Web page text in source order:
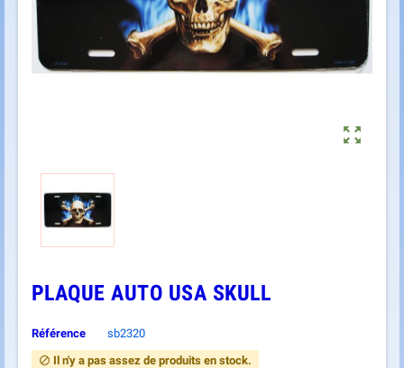

PLAQUE AUTO USA SKULL
Référence sb2320
 Il n'y a pas assez de produits en stock.